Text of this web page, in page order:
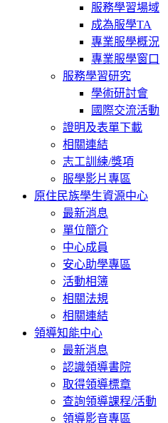
服務學習場域
成為服學TA
專業服學概況
專業服學窗口
服務學習研究
學術研討會
國際交流活動
證明及表單下載
相關連結
志工訓練/獎項
服學影片專區
原住民族學生資源中心
最新消息
單位簡介
中心成員
安心助學專區
活動相簿
相關法規
相關連結
領導知能中心
最新消息
認識領導書院
取得領導標章
查詢領導課程/活動
領導影音專區